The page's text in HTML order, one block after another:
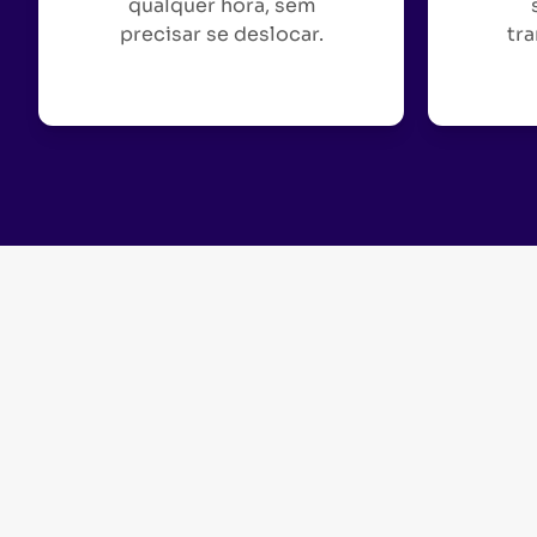
qualquer hora, sem
precisar se deslocar.